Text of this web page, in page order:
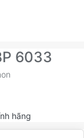
6033
hãng